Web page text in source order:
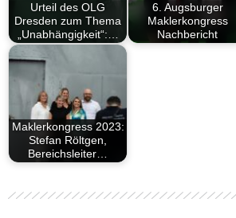
Urteil des OLG
Dresden zum Thema
„Unabhängigkeit“:…
6. Augsburger
Maklerkongress
Nachbericht
Maklerkongress 2023:
Stefan Röltgen,
Bereichsleiter…